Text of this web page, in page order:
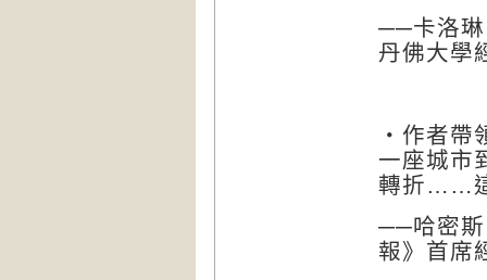
──卡洛
丹佛大學
‧作者帶
一座城市
轉折……
──哈密斯
報》首席